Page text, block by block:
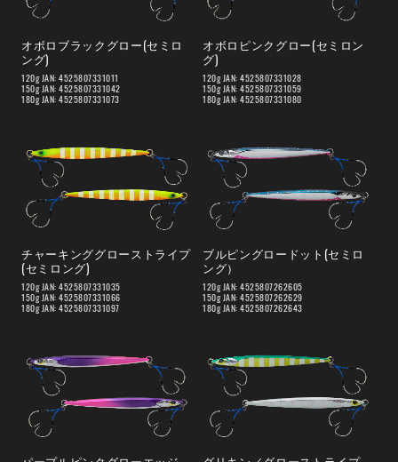
オボロブラックグロー(セミロ
ング)
120g JAN: 4525807331011
150g JAN: 4525807331042
180g JAN: 4525807331073
オボロピンクグロー(セミロン
グ)
120g JAN: 4525807331028
150g JAN: 4525807331059
180g JAN: 4525807331080
チャーキンググローストライプ
(セミロング)
120g JAN: 4525807331035
150g JAN: 4525807331066
180g JAN: 4525807331097
ブルピングロードット(セミロ
ング）
120g JAN: 4525807262605
150g JAN: 4525807262629
180g JAN: 4525807262643